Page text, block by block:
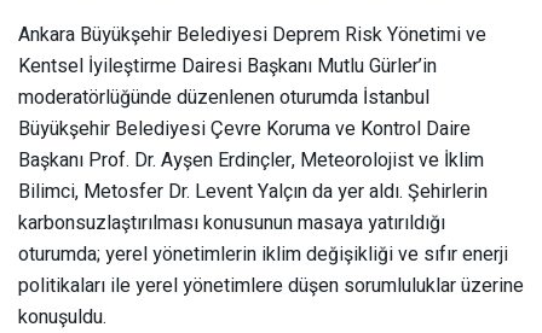
Ankara Büyükşehir Belediyesi Deprem Risk Yönetimi ve
Kentsel İyileştirme Dairesi Başkanı Mutlu Gürler’in
moderatörlüğünde düzenlenen oturumda İstanbul
Büyükşehir Belediyesi Çevre Koruma ve Kontrol Daire
Başkanı Prof. Dr. Ayşen Erdinçler, Meteorolojist ve İklim
Bilimci, Metosfer Dr. Levent Yalçın da yer aldı. Şehirlerin
karbonsuzlaştırılması konusunun masaya yatırıldığı
oturumda; yerel yönetimlerin iklim değişikliği ve sıfır enerji
politikaları ile yerel yönetimlere düşen sorumluluklar üzerine
konuşuldu.